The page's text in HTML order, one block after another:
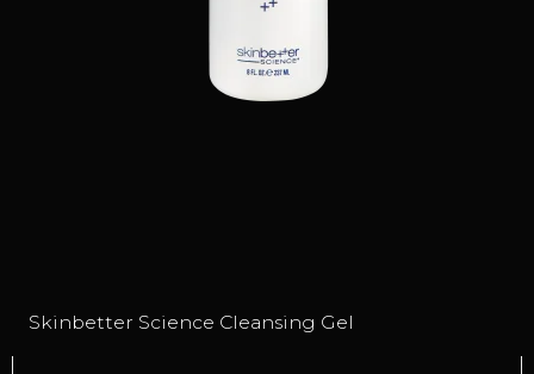
Skinbetter Science Cleansing Gel